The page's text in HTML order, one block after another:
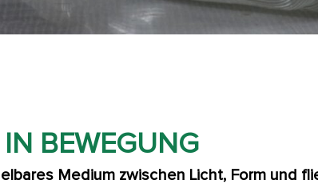
BEWEGUNG
Medium zwischen Licht, Form und